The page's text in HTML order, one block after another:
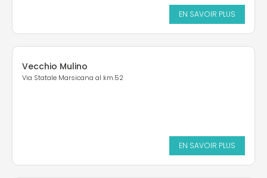
EN SAVOIR PLUS
Vecchio Mulino
Via Statale Marsicana al km.52
EN SAVOIR PLUS